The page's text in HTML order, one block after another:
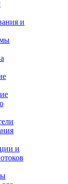
и
и